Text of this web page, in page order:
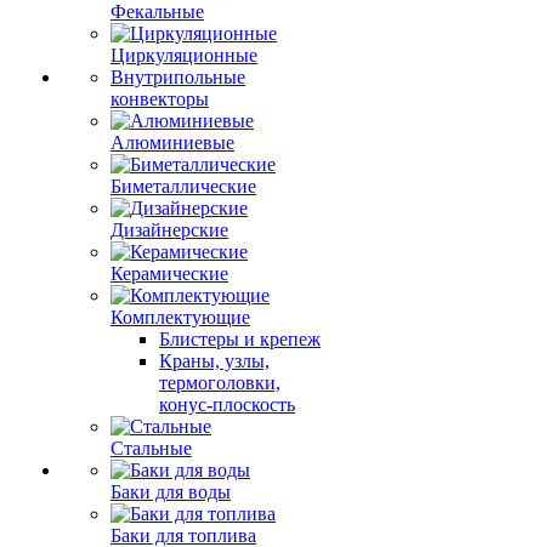
Фекальные
Циркуляционные
Внутрипольные
конвекторы
Алюминиевые
Биметаллические
Дизайнерские
Керамические
Комплектующие
Блистеры и крепеж
Краны, узлы,
термоголовки,
конус-плоскость
Стальные
Баки для воды
Баки для топлива